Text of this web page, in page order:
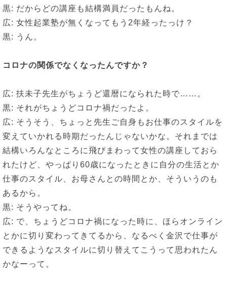
黒: だからどの講座も結構満員だったもんね。
広: 女性起業塾が無くなってもう2年経ったっけ？
黒: うん。
コロナの関係でなくなったんですか？
広: 扶未子先生がちょうど還暦になられた時で……。
黒: それがちょうどコロナ禍だったよ。
広: そうそう、ちょっと先生ご自身もお仕事のスタイルを
変えていかれる時期だったんじゃないかな。それまでは
結構いろんなところに飛びまわって女性の講座しておら
れたけど、やっぱり60歳になったときに自分の生活とか
仕事のスタイル、お母さんとの時間とか、そういうのも
あるから。
黒: そうやってね。
広: で、ちょうどコロナ禍になった時に、ほらオンライン
とかに切り変わってきてるから、なるべく金沢で仕事が
できるようなスタイルに切り替えてこうって思われたん
かなーって。